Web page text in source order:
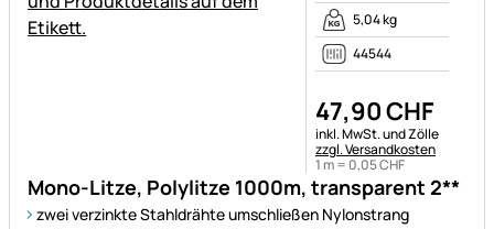
Mono-Litze, Polylitze 1000m, transparent 2**
zwei verzinkte Stahldrähte umschließen Nylonstrang
5,04 kg
44544
47,90CHF
Steuerhinweis:
inkl. MwSt. und Zölle
zzgl. Versandkosten
1 m = 0,05CHF